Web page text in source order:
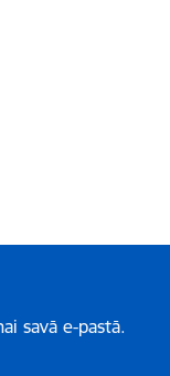
savā e-pastā.